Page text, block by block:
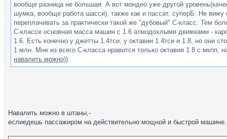
вообще разница не большая. А вот мондео уже другой
шумка, вообще работа шасси), также как и пассат, суперБ. Не
переплачивать за практически такой же "дубовый" С-класс. Тем
С-классе основная масса машин с 1.6 атмодохлыми движками -
1.6. Есть конечно у джетты 1.4тси, у октавии 1.4тси и 1.8, но они
1 млн. Мне из всего С-класса нравится только октавия 1.8 с мкпп,
навалить можно))
Навалить можно в штаны,-
еслиедешь пассажиром на действительно мощной и быстрой машине.